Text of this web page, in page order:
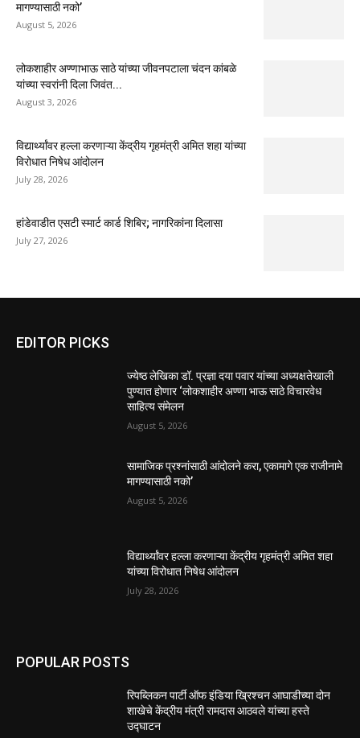
मागण्यासाठी नको’
August 5, 2026
लोकशाहीर अण्णाभाऊ साठे यांच्या जीवनपटाला चंदन कांबळे
यांच्या स्वरांनी दिला जिवंत...
August 3, 2026
विद्यार्थ्यांवर हल्ला करणाऱ्या केंद्रीय गृहमंत्री अमित शहा यांच्या
विरोधात निषेध आंदोलन
July 28, 2026
हांडेवाडीत एसटी स्मार्ट कार्ड शिबिर; नागरिकांना दिलासा
July 27, 2026
EDITOR PICKS
ज्येष्ठ लेखिका डॉ. प्रज्ञा दया पवार यांच्या अध्यक्षतेखाली
पुण्यात होणार ‘लोकशाहीर अण्णा भाऊ साठे विचारवेध
साहित्य संमेलन
August 5, 2026
सामाजिक प्रश्नांसाठी आंदोलने करा, एकामागे एक राजीनामे
मागण्यासाठी नको’
August 5, 2026
विद्यार्थ्यांवर हल्ला करणाऱ्या केंद्रीय गृहमंत्री अमित शहा
यांच्या विरोधात निषेध आंदोलन
July 28, 2026
POPULAR POSTS
रिपब्लिकन पार्टी ऑफ इंडिया ख्रिश्चन आघाडीच्या दोन
शाखेचे केंद्रीय मंत्री रामदास आठवले यांच्या हस्ते
उद्घाटन